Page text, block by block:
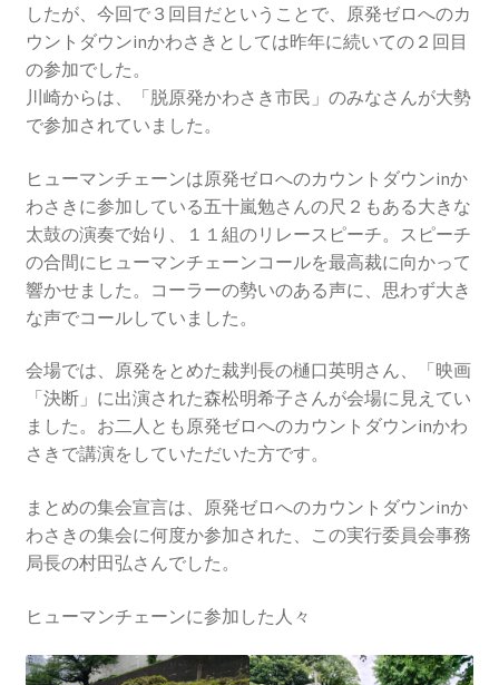
2018.3.11 第７回原発ゼロへのカウントダウンinかわ
さき集会
2019.3.10 第8回 原発ゼロへのカウントダウンinかわ
さき 集会
2023.3.12 第12回原発ゼロへのカウントダウンinかわ
さき集会
2023.6.25（日）映画「原発をとめた裁判長 そして
原発をとめる農家たち」上映会を開催
2023.10.8 原発ゼロへのカウントダウンinかわさき
講演会開催
2024.3.10第13回原発ゼロへのカウントダウンinかわさ
2024.10.13 映画「決断」上映と講演会を開催
き集会開催
したが、今回で３回目だということで、原発ゼロへのカ
ウントダウンinかわさきとしては昨年に続いての２回目
の参加でした。
川崎からは、「脱原発かわさき市民」のみなさんが大勢
で参加されていました。
ヒューマンチェーンは原発ゼロへのカウントダウンinか
わさきに参加している五十嵐勉さんの尺２もある大きな
太鼓の演奏で始り、１１組のリレースピーチ。スピーチ
の合間にヒューマンチェーンコールを最高裁に向かって
響かせました。コーラーの勢いのある声に、思わず大き
な声でコールしていました。
会場では、原発をとめた裁判長の樋口英明さん、「映画
「決断」に出演された森松明希子さんが会場に見えてい
ました。お二人とも原発ゼロへのカウントダウンinかわ
さきで講演をしていただいた方です。
まとめの集会宣言は、原発ゼロへのカウントダウンinか
わさきの集会に何度か参加された、この実行委員会事務
局長の村田弘さんでした。
ヒューマンチェーンに参加した人々